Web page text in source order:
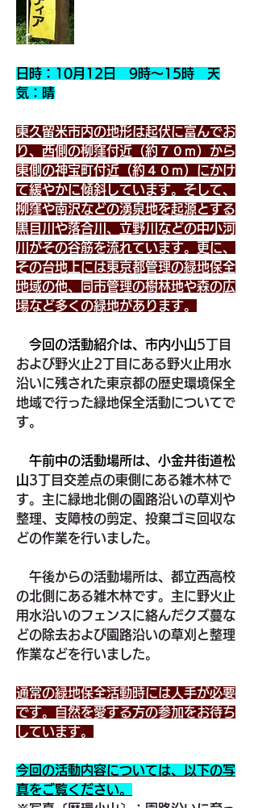
日時：10月12日　9時～15時　天
気：晴
東久留米市内の地形は起伏に富んでお
り、西側の柳窪付近（約７０ｍ）から
東側の神宝町付近（約４０ｍ）にかけ
て緩やかに傾斜しています。そして、
柳窪や南沢などの湧泉地を起源とする
黒目川や落合川、立野川などの中小河
川がその谷筋を流れています。更に、
その台地上には東京都管理の緑地保全
地域の他、同市管理の樹林地や森の広
場など多くの緑地があります。
今回の活動紹介は、市内小山5丁目
および野火止2丁目にある野火止用水
沿いに残された東京都の歴史環境保全
地域で行った緑地保全活動についてで
す。
午前中の活動場所は、小金井街道松
山3丁目交差点の東側にある雑木林で
す。主に緑地北側の園路沿いの草刈や
整理、支障枝の剪定、投棄ゴミ回収な
どの作業を行いました。
午後からの活動場所は、都立西高校
の北側にある雑木林です。主に野火止
用水沿いのフェンスに絡んだクズ蔓な
どの除去および園路沿いの草刈と整理
作業などを行いました。
通常の緑地保全活動時には人手が必要
です。自然を愛する方の参加をお待ち
しています。
今回の活動内容については、以下の写
真をご覧ください。